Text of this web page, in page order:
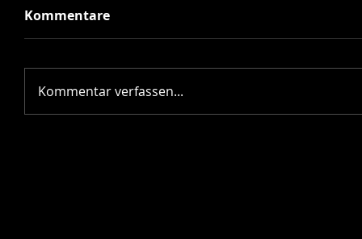
Kommentare
Kommentar verfassen...